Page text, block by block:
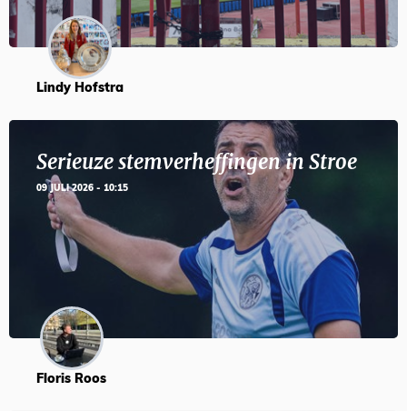
Lindy Hofstra
Serieuze stemverheffingen in Stroe
09 JULI 2026 - 10:15
Floris Roos